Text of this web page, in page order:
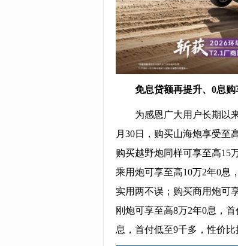
免息贷额再提升、0息
为感恩广大用户长期以
月30日，购买山海炮享受至
购买越野炮同样可享至高15
乘用炮可享至高10万2年0息
实用两不误；购买商用炮可
刚炮可享至高8万2年0息，
息，首付低至9千多，性价比